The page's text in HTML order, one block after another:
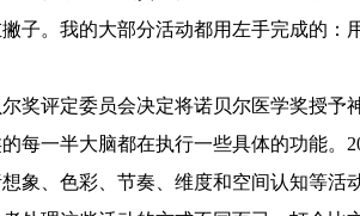
子。我的大部分活动都用左手完成的
奖评定委员会决定将诺贝尔医学奖授予
每一半大脑都在执行一些具体的功能。
象、色彩、节奏、维度和空间认知等活